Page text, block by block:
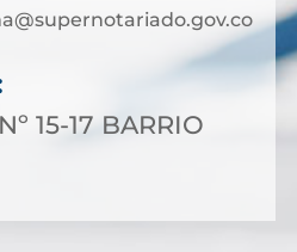
15-17 BARRIO